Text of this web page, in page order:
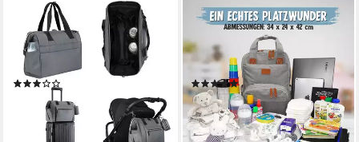
KIKKABOO
Wickeltasche Tasche Maxi
Wickelunterlage (1-tlg), kleine
Tasche, Reißverschluss
50,95 €
lieferbar in 3 Wochen
EMADELE
Wickelrucksack lässig, elegant
und schlicht. Wickeltasche mit
Wickelunterlage
(8)
18,90 € UVP 69,90 €
-73%
lieferbar - in 5-6 Werktagen bei dir